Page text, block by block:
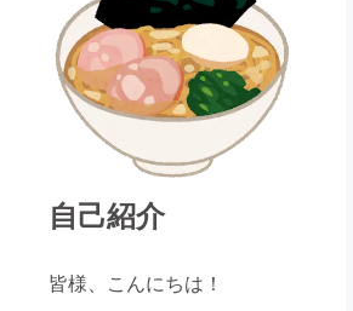
自己紹介
皆様、こんにちは！